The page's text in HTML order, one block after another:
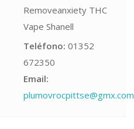
Removeanxiety THC
Vape Shanell
Teléfono: 01352
672350
Email:
plumovrocpittse@gmx.com